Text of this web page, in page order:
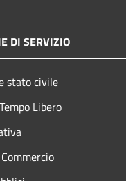
DI SERVIZIO
stato civile
Libero